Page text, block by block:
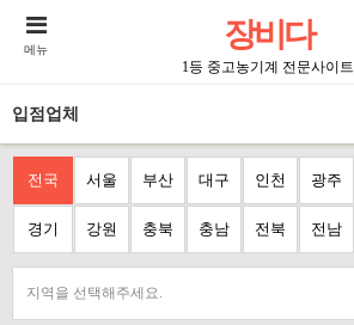
장비다
1등 중고농기계 전문사이트
메뉴
입점업체
전국 서울 부산 대구 인천 광주
경기 강원 충북 충남 전북 전남
지역을 선택해주세요.